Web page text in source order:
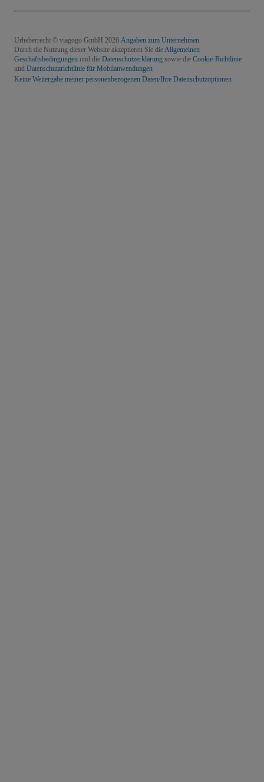
Urheberrecht © viagogo GmbH 2026 Angaben zum Unternehmen
Durch die Nutzung dieser Website akzeptieren Sie dieAllgemeinen
Geschäftsbedingungen und die Datenschutzerklärung sowie die Cookie-Richtlinie
und Datenschutzrichtlinie für Mobilanwendungen
Keine Weitergabe meiner personenbezogenen Daten/Ihre Datenschutzoptionen